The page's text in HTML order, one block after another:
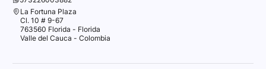
La Fortuna Plaza
Cl. 10 # 9-67
763560 Florida - Florida
Valle del Cauca - Colombia